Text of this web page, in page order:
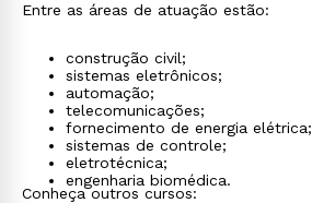
Entre as áreas de atuação estão:
construção civil;
sistemas eletrônicos;
automação;
telecomunicações;
fornecimento de energia elétrica;
sistemas de controle;
eletrotécnica;
engenharia biomédica.
Conheça outros cursos: